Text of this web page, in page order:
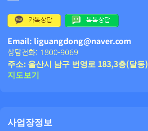
카톡상담 톡톡상담
Email: liguangdong@naver.com
상담전화: 1800-9069
주소: 울산시 남구 번영로 183,3층(달동)
지도보기
사업장정보